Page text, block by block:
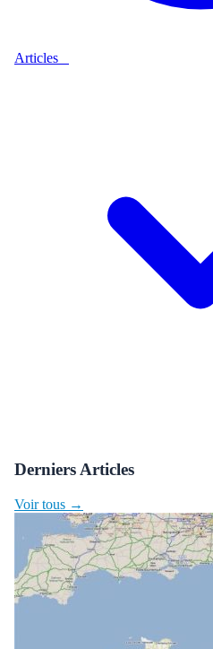
Articles
Derniers Articles
Voir tous →